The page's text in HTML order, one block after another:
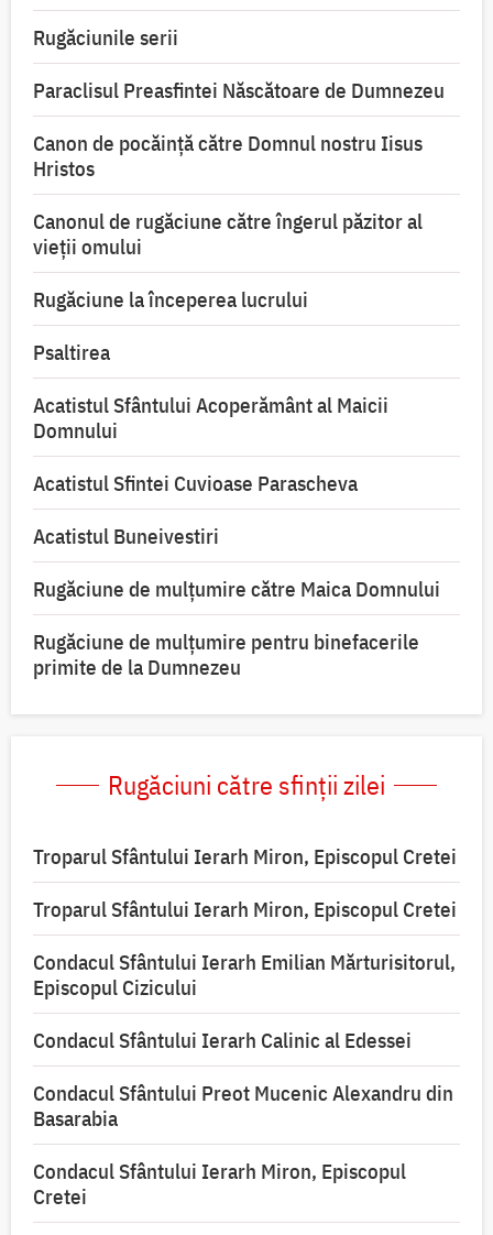
Rugăciunile serii
Paraclisul Preasfintei Născătoare de Dumnezeu
Canon de pocăință către Domnul nostru Iisus
Hristos
Canonul de rugăciune către îngerul păzitor al
vieții omului
Rugăciune la începerea lucrului
Psaltirea
Acatistul Sfântului Acoperământ al Maicii
Domnului
Acatistul Sfintei Cuvioase Parascheva
Acatistul Buneivestiri
Rugăciune de mulţumire către Maica Domnului
Rugăciune de mulțumire pentru binefacerile
primite de la Dumnezeu
Rugăciuni către sfinții zilei
Troparul Sfântului Ierarh Miron, Episcopul Cretei
Troparul Sfântului Ierarh Miron, Episcopul Cretei
Condacul Sfântului Ierarh Emilian Mărturisitorul,
Episcopul Cizicului
Condacul Sfântului Ierarh Calinic al Edessei
Condacul Sfântului Preot Mucenic Alexandru din
Basarabia
Condacul Sfântului Ierarh Miron, Episcopul
Cretei